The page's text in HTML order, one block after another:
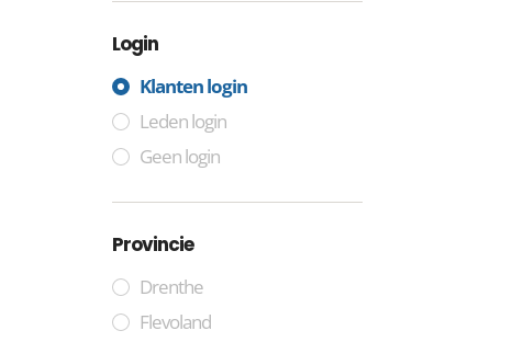
Login
Klanten login
Leden login
Geen login
Provincie
Drenthe
Flevoland